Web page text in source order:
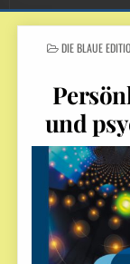
POSTED
DIE BLAUE
und